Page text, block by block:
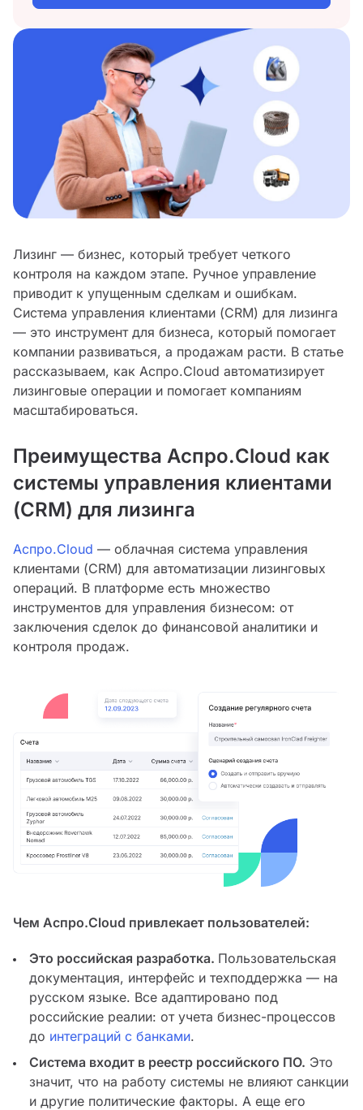
Лизинг — бизнес, который требует четкого
контроля на каждом этапе. Ручное управление
приводит к упущенным сделкам и ошибкам.
Система управления клиентами (CRM) для лизинга
— это инструмент для бизнеса, который помогает
компании развиваться, а продажам расти. В статье
рассказываем, как Аспро.Cloud автоматизирует
лизинговые операции и помогает компаниям
масштабироваться.
Преимущества Аспро.Cloud как
системы управления клиентами
(CRM) для лизинга
Аспро.Cloud — облачная система управления
клиентами (CRM) для автоматизации лизинговых
операций. В платформе есть множество
инструментов для управления бизнесом: от
заключения сделок до финансовой аналитики и
контроля продаж.
Чем Аспро.Cloud привлекает пользователей:
Это российская разработка. Пользовательская
документация, интерфейс и техподдержка — на
русском языке. Все адаптировано под
российские реалии: от учета бизнес-процессов
до интеграций с банками.
Система входит в реестр российского ПО. Это
значит, что на работу системы не влияют санкции
и другие политические факторы. А еще его